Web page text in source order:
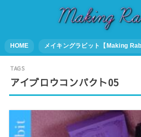
HOME メイキングラビット【Making
アイブロウコンパクト05